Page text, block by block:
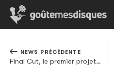
NEWS PRÉCÉDENTE
Final Cut, le premier projet de Jeff Mills, s'offre une réédition bienvenue